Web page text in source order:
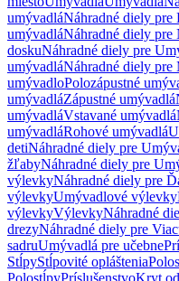
umývadláNáhradné diely pre
umývadláNáhradné diely pre
doskuNáhradné diely pre
umývadláNáhradné diely pre
umývadloPolozápustné
umývadláZápustné umývadlá
umývadláVstavané umývadlá
umývadláRohové umývadlá
detiNáhradné diely pre
žľabyNáhradné diely pre
výlevkyNáhradné diely pre
výlevkyUmývadlové výlevky
výlevkyVýlevkyNáhradné
drezyNáhradné diely pre
sadruUmývadlá pre učebne
StĺpyStĺpovité opláštenia
PolostĺpyPríslušenstvoKryt